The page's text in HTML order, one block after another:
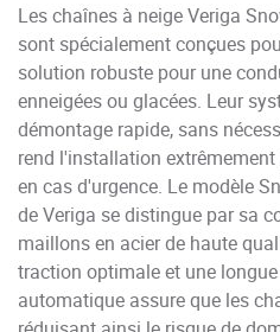
Les chaînes à neige Veriga
sont spécialement conçues
solution robuste pour une
enneigées ou glacées. Leur
démontage rapide, sans
rend l'installation
en cas d'urgence. Le modèle
de Veriga se distingue par sa
maillons en acier de haute
traction optimale et une
automatique assure que les